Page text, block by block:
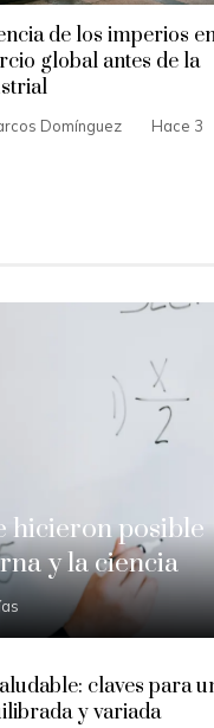
de los imperios
global antes de la
Domínguez
Hace 3
hicieron posible
y la ciencia
claves para
y variada